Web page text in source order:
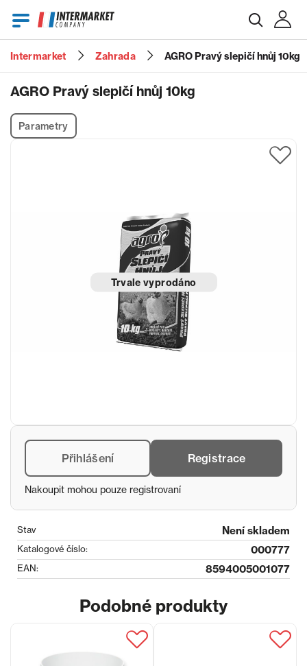
Heslo
Intermarket Zahrada AGRO Pravý slepičí hnůj 10kg
AGRO Pravý slepičí hnůj 10kg
Parametry
Trvale vyprodáno
Přihlášení Registrace
Nakoupit mohou pouze registrovaní
Stav Není skladem
Katalogové číslo: 000777
EAN: 8594005001077
Podobné produkty